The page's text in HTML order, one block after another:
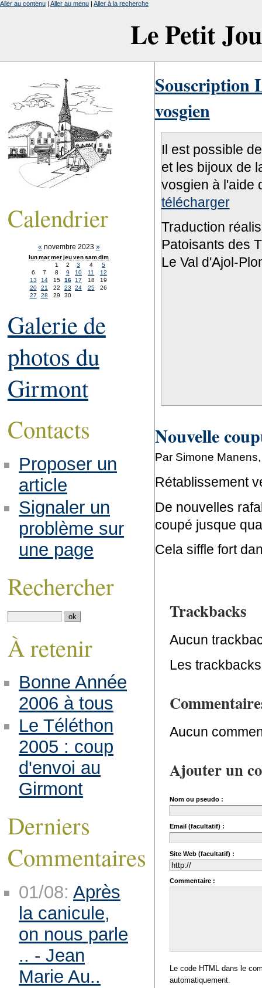
Le Petit
Aller au contenu | Aller au menu | Aller à la recherche
Souscription
vosgien
Il est possible
et les bijoux de
vosgien à l'aide
télécharger
Traduction
Patoisants des
Le Val d'Ajol-
Nouvelle
Par Simone
Rétablissement
De nouvelles
coupé jusque
Cela siffle fort
Trackbacks
Aucun
Les
Aucun
Ajouter un
Nom ou pseudo :
Email (facultatif) :
Site Web (facultatif) :
Commentaire :
Le code HTML dans le
automatiquement.
Calendrier
« novembre 2023 »
lunmarmerjeuvensamdim
1
2 3 4
5
6
7 8 9 10 11
12
13
14 15 16 17 18
19
20
21 22 23 24 25
26
27
28 29 30
Galerie de
photos du
Girmont
Contacts
Proposer un
article
Signaler un
problème sur
une page
Rechercher
À retenir
Bonne Année
2006 à tous
Le Téléthon
2005 : coup
d'envoi au
Girmont
Derniers
Commentaires
01/08: Après
la canicule,
on nous parle
.. - Jean
Marie Au..